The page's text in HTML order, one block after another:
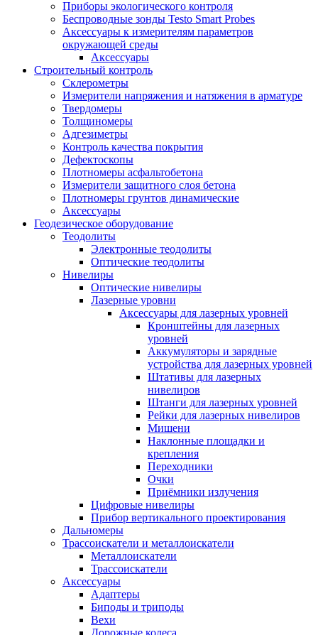
Приборы экологического контроля
Беспроводные зонды Testo Smart Probes
Аксессуары к измерителям параметров
окружающей среды
Аксессуары
Строительный контроль
Склерометры
Измерители напряжения и натяжения в арматуре
Твердомеры
Толщиномеры
Адгезиметры
Контроль качества покрытия
Дефектоскопы
Плотномеры асфальтобетона
Измерители защитного слоя бетона
Плотномеры грунтов динамические
Аксессуары
Геодезическое оборудование
Теодолиты
Электронные теодолиты
Оптические теодолиты
Нивелиры
Оптические нивелиры
Лазерные уровни
Аксессуары для лазерных уровней
Кронштейны для лазерных
уровней
Аккумуляторы и зарядные
устройства для лазерных уровней
Штативы для лазерных
нивелиров
Штанги для лазерных уровней
Рейки для лазерных нивелиров
Мишени
Наклонные площадки и
крепления
Переходники
Очки
Приёмники излучения
Цифровые нивелиры
Прибор вертикального проектирования
Дальномеры
Трассоискатели и металлоискатели
Металлоискатели
Трассоискатели
Аксессуары
Адаптеры
Биподы и триподы
Вехи
Дорожные колеса